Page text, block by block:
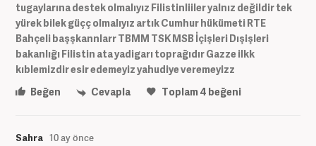
tugaylarına destek olmalıyız Filistinliiler yalnız değildir tek
yürek bilek güçç olmalıyız artık Cumhur hükümeti RTE
Bahçeli başşkannlarr TBMM TSK MSB İçişleri Dışişleri
bakanlığı Filistin ata yadigarı toprağıdır Gazze ilkk
kıblemizdir esir edemeyiz yahudiye veremeyizz
Beğen
Cevapla Toplam4 beğeni
Sahra 10 ay önce